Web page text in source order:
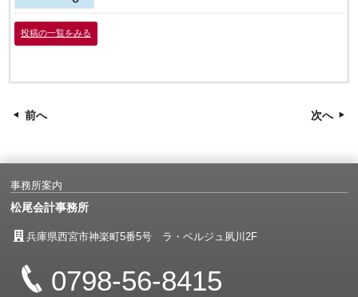
投稿の一覧をみる
前へ 次へ
事務所案内
松尾会計事務所
兵庫県西宮市神楽町5番5号 ラ・ベルジュ夙川2F
0798-56-8415